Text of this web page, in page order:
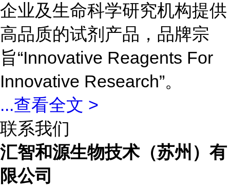
企业及生命科学研究机构提供
高品质的试剂产品，品牌宗
旨“Innovative Reagents For
Innovative Research”。
...查看全文 >
联系我们
汇智和源生物技术（苏州）有
限公司